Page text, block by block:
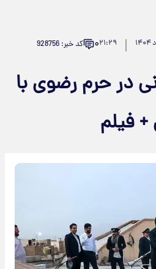
۲۱:۲۹۰ کد خبر: 928756
در ‌حرم ‌رضوی با
+ فیلم